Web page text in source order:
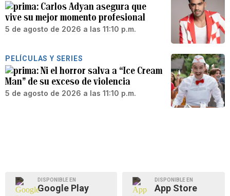
Carlos Adyan asegura que
vive su mejor momento profesional
5 de agosto de 2026 a las 11:10 p.m.
PELÍCULAS Y SERIES
Ni el horror salva a “Ice Cream
Man” de su exceso de violencia
5 de agosto de 2026 a las 11:10 p.m.
DISPONIBLE EN
Google Play
DISPONIBLE EN
App Store